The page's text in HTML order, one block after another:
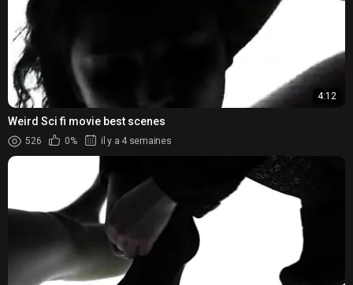
4:12
Weird Sci fi movie best scenes
526 0% il y a 4 semaines